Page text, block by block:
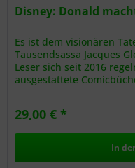
Disney: Donald
Es ist dem visionären
Tausendsassa Jacques
Leser sich seit 2016
ausgestattete
29,00 € *
In